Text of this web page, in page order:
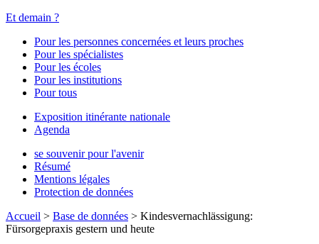
Et demain ?
Pour les personnes concernées et leurs proches
Pour les spécialistes
Pour les écoles
Pour les institutions
Pour tous
Exposition itinérante nationale
Agenda
se souvenir pour l'avenir
Résumé
Mentions légales
Protection de données
Accueil > Base de données > Kindesvernachlässigung:
Fürsorgepraxis gestern und heute